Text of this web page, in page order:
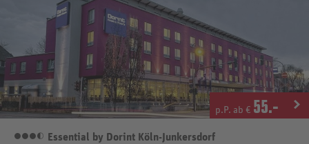
p.P. ab € 55.-
3,5 Sterne
Essential by Dorint Köln-Junkersdorf